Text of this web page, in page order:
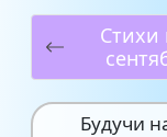
Стихи
Будучи